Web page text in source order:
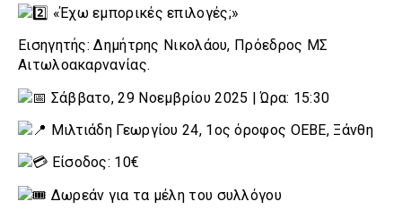
«Έχω εμπορικές επιλογές;»
Εισηγητής: Δημήτρης Νικολάου, Πρόεδρος ΜΣ
Αιτωλοακαρνανίας.
Σάββατο, 29 Νοεμβρίου 2025 | Ώρα: 15:30
Μιλτιάδη Γεωργίου 24, 1ος όροφος ΟΕΒΕ, Ξάνθη
Είσοδος: 10€
Δωρεάν για τα μέλη του συλλόγου